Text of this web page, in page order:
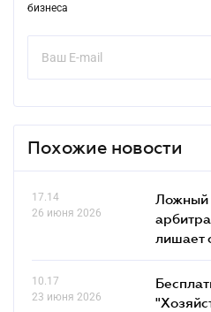
бизнеса
Похожие новости
17.14
26 июня 2026
Ложный
лишает
10.17
23 июня 2026